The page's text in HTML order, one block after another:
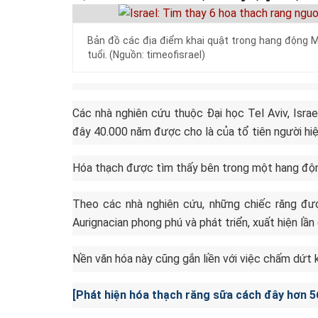
Bản đồ các địa điểm khai quật trong hang động
tuổi. (Nguồn: timeofisrael)
Các nhà nghiên cứu thuộc Đại học Tel Aviv,
đây 40.000 năm được cho là của tổ tiên người
Hóa thạch được tìm thấy bên trong một hang
Theo các nhà nghiên cứu, những chiếc răng
Aurignacian phong phú và phát triển, xuất hiện
Nền văn hóa này cũng gắn liền với việc chấm
[Phát hiện hóa thạch răng sữa cách đây hơn